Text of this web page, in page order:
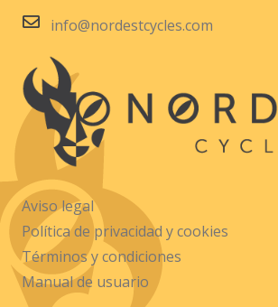
info@nordestcycles.com
Aviso legal
Política de privacidad y cookies
Términos y condiciones
Manual de usuario